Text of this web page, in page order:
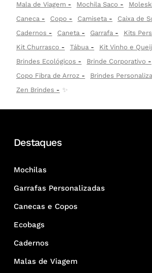
Mala de Viagem
Mochila Saco
Caneca
Copo Camiseta Caixa de
Cadernos
Caneta Garrafa
Kits
Kit Churrasco
Tábua
Kit Vinho e
Brindes Ecológicos
Brinde Corporativo
Copo Fibra de Arroz
Brindes
Zen Brindes
✨
Destaques
Mochilas
Garrafas Personalizadas
Canecas e Copos
Ecobags
Cadernos
Malas de Viagem